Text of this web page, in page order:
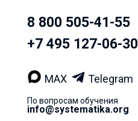
8 800 505-41-55
+7 495 127-06-30
MAX Telegram
По вопросам обучения
info@systematika.org